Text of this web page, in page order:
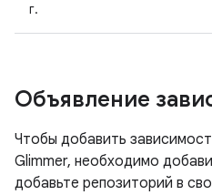
г.
Объявление
Чтобы добавить
Glimmer, необходимо
добавьте репозиторий в